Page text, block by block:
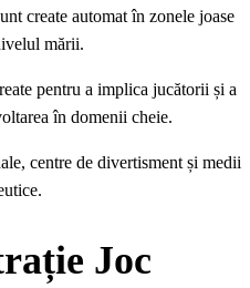
create automat în zonele joase
mării.
pentru a implica jucătorii și a
în domenii cheie.
centre de divertisment și medii
Joc